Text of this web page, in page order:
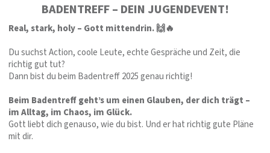
BADENTREFF – DEIN JUGENDEVENT!
Real, stark, holy – Gott mittendrin. 🙌🔥
Du suchst Action, coole Leute, echte Gespräche und Zeit, die
richtig gut tut?
Dann bist du beim Badentreff 2025 genau richtig!
Beim Badentreff geht’s um einen Glauben, der dich trägt –
im Alltag, im Chaos, im Glück.
Gott liebt dich genauso, wie du bist. Und er hat richtig gute Pläne
mit dir.